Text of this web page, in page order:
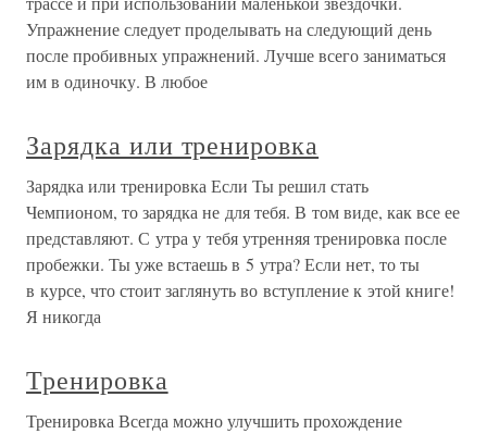
Упражнение следует проделывать на следующий день
после пробивных упражнений. Лучше всего заниматься
им в одиночку. В любое
Зарядка или тренировка
Зарядка или тренировка Если Ты решил стать
Чемпионом, то зарядка не для тебя. В том виде, как все ее
представляют. С утра у тебя утренняя тренировка после
пробежки. Ты уже встаешь в 5 утра? Если нет, то ты
в курсе, что стоит заглянуть во вступление к этой книге!
Я никогда
Тренировка
Тренировка Всегда можно улучшить прохождение